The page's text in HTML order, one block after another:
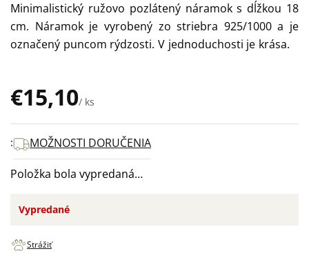
€15,10/ ks
Jednotková
cena:
Vypredané
MOŽNOSTI DORUČENIA
Položka bola vypredaná…
Minimalistický ružovo pozlátený náramok s dĺžkou 18
cm. Náramok je vyrobený zo striebra 925/1000 a je
označený puncom rýdzosti. V jednoduchosti je krása.
Strážiť